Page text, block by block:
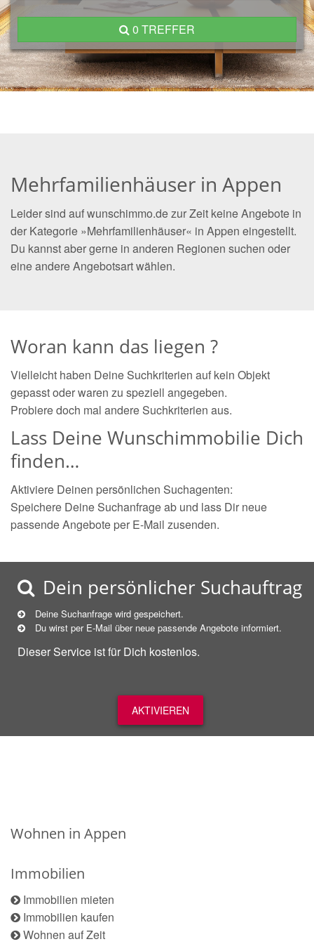
0 TREFFER
Mehrfamilienhäuser in Appen
Leider sind auf wunschimmo.de zur Zeit keine Angebote in
der Kategorie »Mehrfamilienhäuser« in Appen eingestellt.
Du kannst aber gerne in anderen Regionen suchen oder
eine andere Angebotsart wählen.
Woran kann das liegen ?
Vielleicht haben Deine Suchkriterien auf kein Objekt
gepasst oder waren zu speziell angegeben.
Probiere doch mal andere Suchkriterien aus.
Lass Deine Wunschimmobilie Dich
finden…
Aktiviere Deinen persönlichen Suchagenten:
Speichere Deine Suchanfrage ab und lass Dir neue
passende Angebote per E-Mail zusenden.
Dein persönlicher Suchauftrag
Deine Suchanfrage wird gespeichert.
Du wirst per E-Mail über neue passende Angebote informiert.
Dieser Service ist für Dich kostenlos.
AKTIVIEREN
Wohnen in Appen
Immobilien
Immobilien mieten
Immobilien kaufen
Wohnen auf Zeit